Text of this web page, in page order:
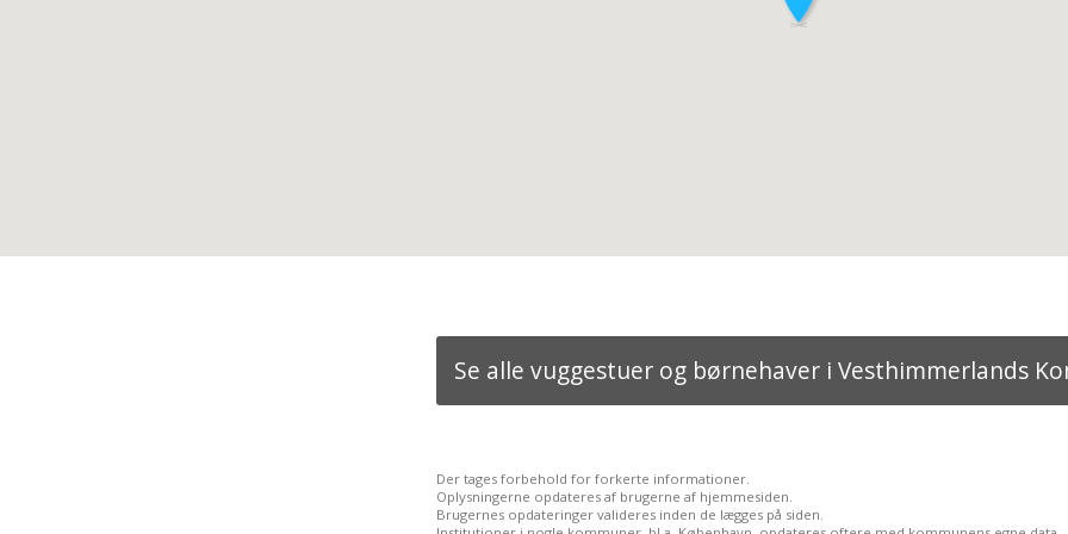
Se alle vuggestuer og børnehaver i Vesthimmerlands
Der tages forbehold for forkerte informationer.
Oplysningerne opdateres af brugerne af hjemmesiden.
Brugernes opdateringer valideres inden de lægges på siden.